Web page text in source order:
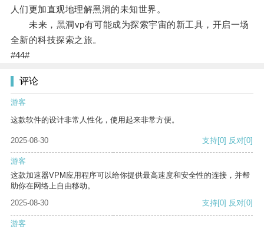
人们更加直观地理解黑洞的未知世界。
未来，黑洞vp有可能成为探索宇宙的新工具，开启一场
全新的科技探索之旅。
#44#
评论
游客
这款软件的设计非常人性化，使用起来非常方便。
2025-08-30 支持[0] 反对[0]
游客
这款加速器VPM应用程序可以给你提供最高速度和安全性的连接，并帮
助你在网络上自由移动。
2025-08-30
支持[0] 反对[0]
游客